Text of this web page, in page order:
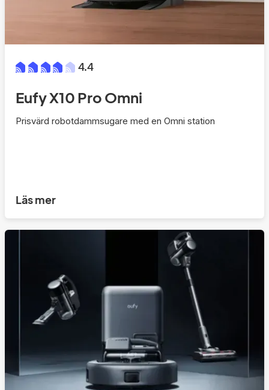
4.4
Eufy X10 Pro Omni
Prisvärd robotdammsugare med en Omni station
Läs mer